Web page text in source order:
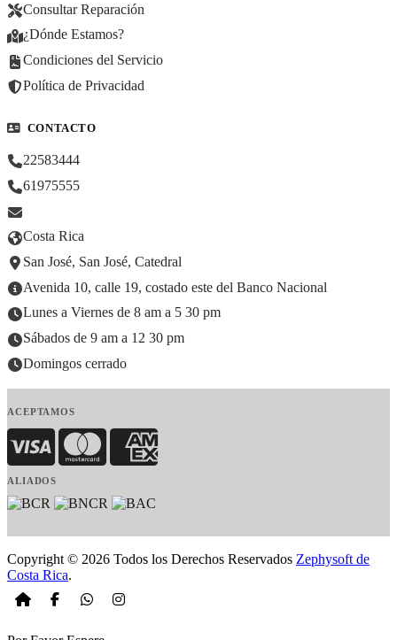
Consultar Reparación
¿Dónde Estamos?
Condiciones del Servicio
Política de Privacidad
CONTACTO
22583444
61975555
Costa Rica
San José, San José, Catedral
Avenida 10, calle 19, costado este del Banco Nacional
Lunes a Viernes de 8 am a 5 30 pm
Sábados de 9 am a 12 30 pm
Domingos cerrado
ACEPTAMOS
Visa MasterCardAmerican Express
ALIADOS
Copyright © 2026 Todos los Derechos Reservados Zephysoft de
Costa Rica.